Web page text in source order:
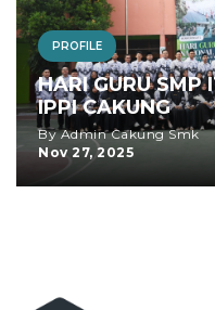
PROFILE
HARI GURU SMP
IPPI CAKUNG
By Admin Cakung Smk
Nov 27, 2025